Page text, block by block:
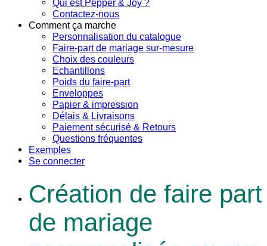
Qui est Pepper & Joy ?
Contactez-nous
Comment ça marche
Personnalisation du catalogue
Faire-part de mariage sur-mesure
Choix des couleurs
Echantillons
Poids du faire-part
Enveloppes
Papier & impression
Délais & Livraisons
Paiement sécurisé & Retours
Questions fréquentes
Exemples
Se connecter
Création de faire part
de mariage